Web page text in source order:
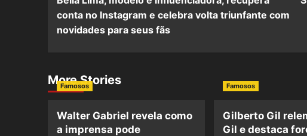
conta no Instagram e celebra volta triunfante com
novidades para seus fãs
More Stories
Famosos
Walter Gabriel revela como
a imprensa pode
Famosos
Gilberto Gil
Gil e destaca